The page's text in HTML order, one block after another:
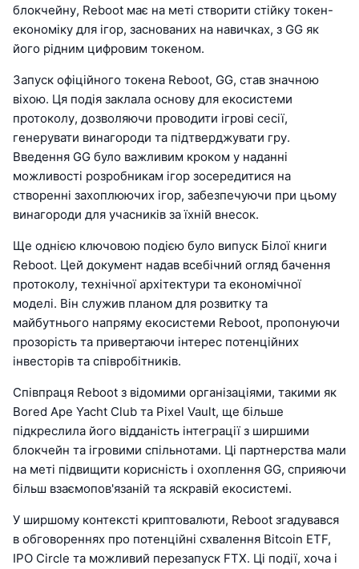
блокчейну, Reboot має на меті створити стійку токен-
економіку для ігор, заснованих на навичках, з GG як
його рідним цифровим токеном.
Запуск офіційного токена Reboot, GG, став значною
віхою. Ця подія заклала основу для екосистеми
протоколу, дозволяючи проводити ігрові сесії,
генерувати винагороди та підтверджувати гру.
Введення GG було важливим кроком у наданні
можливості розробникам ігор зосередитися на
створенні захоплюючих ігор, забезпечуючи при цьому
винагороди для учасників за їхній внесок.
Ще однією ключовою подією було випуск Білої книги
Reboot. Цей документ надав всебічний огляд бачення
протоколу, технічної архітектури та економічної
моделі. Він служив планом для розвитку та
майбутнього напряму екосистеми Reboot, пропонуючи
прозорість та привертаючи інтерес потенційних
інвесторів та співробітників.
Співпраця Reboot з відомими організаціями, такими як
Bored Ape Yacht Club та Pixel Vault, ще більше
підкреслила його відданість інтеграції з ширшими
блокчейн та ігровими спільнотами. Ці партнерства мали
на меті підвищити корисність і охоплення GG, сприяючи
більш взаємопов'язаній та яскравій екосистемі.
У ширшому контексті криптовалюти, Reboot згадувався
в обговореннях про потенційні схвалення Bitcoin ETF,
IPO Circle та можливий перезапуск FTX. Ці події, хоча і